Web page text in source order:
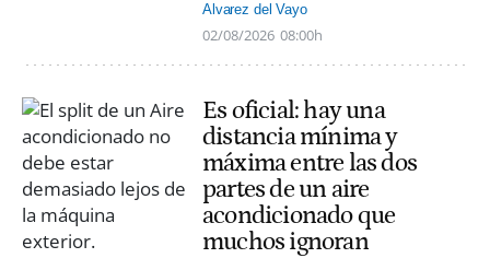
Alvarez del Vayo
02/08/2026 08:00h
Es oficial: hay una
distancia mínima y
máxima entre las dos
partes de un aire
acondicionado que
muchos ignoran